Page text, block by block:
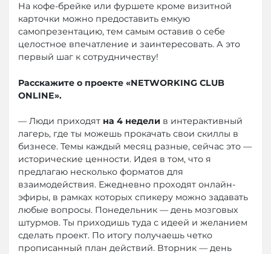
На кофе-брейке или фуршете кроме визитной
карточки можно предоставить емкую
самопрезентацию, тем самым оставив о себе
целостное впечатление и заинтересовать. А это
первый шаг к сотрудничеству!
Расскажите о проекте «NETWORKING CLUB
ONLINE».
— Люди приходят на 4 недели в интерактивный
лагерь, где ты можешь прокачать свои скиллы в
бизнесе. Темы каждый месяц разные, сейчас это —
исторические ценности. Идея в том, что я
предлагаю несколько форматов для
взаимодействия. Ежедневно проходят онлайн-
эфиры, в рамках которых спикеру можно задавать
любые вопросы. Понедельник — день мозговых
штурмов. Ты приходишь туда с идеей и желанием
сделать проект. По итогу получаешь четко
прописанный план действий. Вторник — день